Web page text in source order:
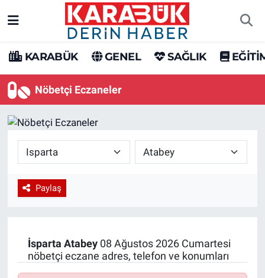
KARABÜK GENEL SAĞLIK
Nöbetçi Eczaneler
Paylaş
İsparta Atabey08 Ağustos 2026 Cumartesi
nöbetçi eczane adres, telefon ve konumları
Karabük Hava Durumu
Karabük Trafik Yoğunluk Haritası
Tüm Manşetler
Son Dakika Haberleri